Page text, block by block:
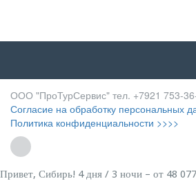
ООО "ПроТурСервис" тел. +7921 753-
Согласие на обработку персональных
Политика конфиденциальности >>>>
Привет, Сибирь! 4 дня / 3 ночи – от 48